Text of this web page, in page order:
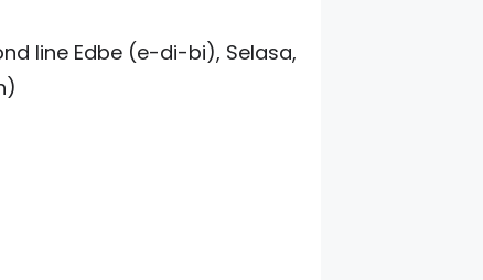
line Edbe (e-di-bi), Selasa,